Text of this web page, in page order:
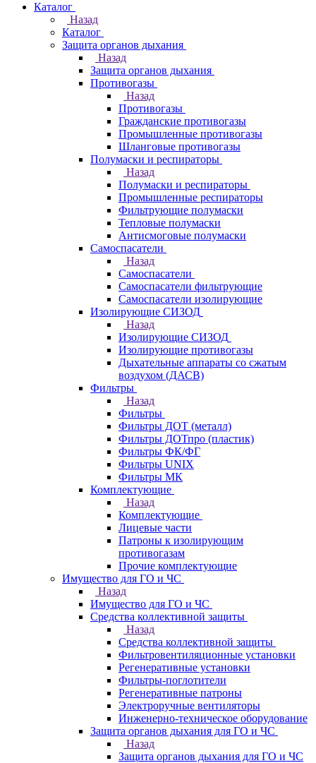
Каталог
Назад
Каталог
Защита органов дыхания
Назад
Защита органов дыхания
Противогазы
Назад
Противогазы
Гражданские противогазы
Промышленные противогазы
Шланговые противогазы
Полумаски и респираторы
Назад
Полумаски и респираторы
Промышленные респираторы
Фильтрующие полумаски
Тепловые полумаски
Антисмоговые полумаски
Самоспасатели
Назад
Самоспасатели
Самоспасатели фильтрующие
Самоспасатели изолирующие
Изолирующие СИЗОД
Назад
Изолирующие СИЗОД
Изолирующие противогазы
Дыхательные аппараты со сжатым
воздухом (ДАСВ)
Фильтры
Назад
Фильтры
Фильтры ДОТ (металл)
Фильтры ДОТпро (пластик)
Фильтры ФК/ФГ
Фильтры UNIX
Фильтры МК
Комплектующие
Назад
Комплектующие
Лицевые части
Патроны к изолирующим
противогазам
Прочие комплектующие
Имущество для ГО и ЧС
Назад
Имущество для ГО и ЧС
Средства коллективной защиты
Назад
Средства коллективной защиты
Фильтровентиляционные установки
Регенеративные установки
Фильтры-поглотители
Регенеративные патроны
Электроручные вентиляторы
Инженерно-техническое оборудование
Защита органов дыхания для ГО и ЧС
Назад
Защита органов дыхания для ГО и ЧС